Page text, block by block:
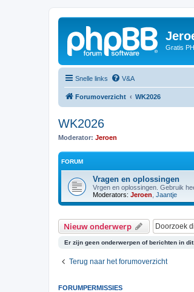
Gratis
Snelle links V&A
Forumoverzicht WK2026
WK2026
Moderator: Jeroen
FORUM
Vragen en oplossingen
Vrgen en oplossingen. Gebruik
Moderators: Jeroen Jaantje
Nieuw onderwerp
Er zijn geen onderwerpen of berichten in dit
Terug naar het forumoverzicht
FORUMPERMISSIES